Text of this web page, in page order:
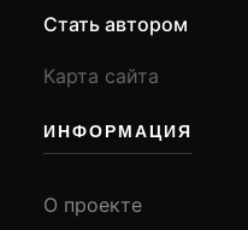
Стать автором
Карта сайта
ИНФОРМАЦИЯ
О проекте